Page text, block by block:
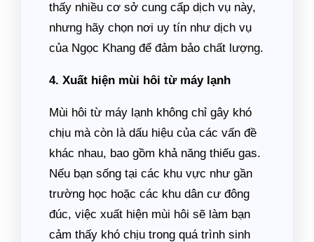
thấy nhiều cơ sở cung cấp dịch vụ này,
nhưng hãy chọn nơi uy tín như dịch vụ
của Ngọc Khang để đảm bảo chất lượng.
4. Xuất hiện mùi hôi từ máy lạnh
Mùi hôi từ máy lạnh không chỉ gây khó
chịu mà còn là dấu hiệu của các vấn đề
khác nhau, bao gồm khả năng thiếu gas.
Nếu bạn sống tại các khu vực như gần
trường học hoặc các khu dân cư đông
đúc, việc xuất hiện mùi hôi sẽ làm bạn
cảm thấy khó chịu trong quá trình sinh